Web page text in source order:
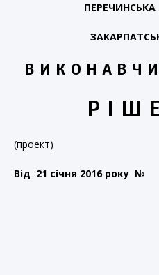
В И К О Н А В Ч
Р І Ш
(проект)
Від 21